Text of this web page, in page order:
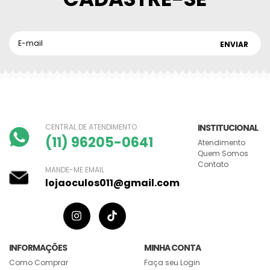
CENTRAL DE ATENDIMENTO
(11) 96205-0641
MANDE-ME EMAIL
lojaoculos011@gmail.com
INSTITUCIONAL
Atendimento
Quem Somos
Contato
INFORMAÇÕES
Como Comprar
MINHA CONTA
Faça seu Login